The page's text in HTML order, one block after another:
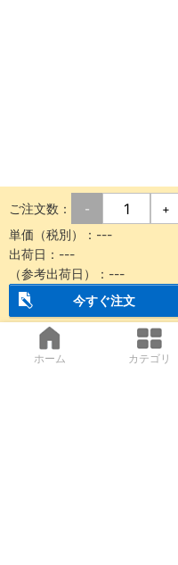
ご注文数： - +
単価（税別）： ---
出荷日： ---
（参考出荷日）： ---
今すぐ注文
ホーム カテゴリ